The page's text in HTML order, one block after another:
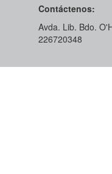
Contáctenos:
Avda. Lib. Bdo.
226720348